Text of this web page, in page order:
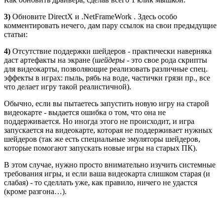
3) Обновите DirectX и .NetFrameWork . Здесь особо
комментировать нечего, дам пару ссылок на свои предыдущие
статьи:
4) Отсутствие поддержки шейдеров - практически наверняка
даст артефакты на экране (шейдеры - это свое рода скрипты
для видеокарты, позволяющие реализовать различные спец.
эффекты в играх: пыль, рябь на воде, частички грязи пр., все
что делает игру такой реалистичной).
Обычно, если вы пытаетесь запустить новую игру на старой
видеокарте - выдается ошибка о том, что она не
поддерживается. Но иногда этого не происходит, и игра
запускается на видеокарте, которая не поддерживает нужных
шейдеров (так же есть специальные эмуляторы шейдеров,
которые помогают запускать новые игры на старых ПК).
В этом случае, нужно просто внимательно изучить системные
требования игры, и если ваша видеокарта слишком старая (и
слабая) - то сделлать уже, как правило, ничего не удастся
(кроме разгона…).